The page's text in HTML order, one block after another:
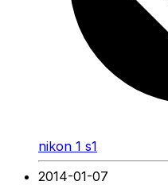
nikon 1 s1
2014-01-07